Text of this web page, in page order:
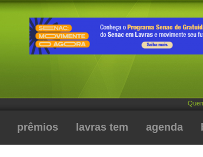
prêmios lavras tem agenda